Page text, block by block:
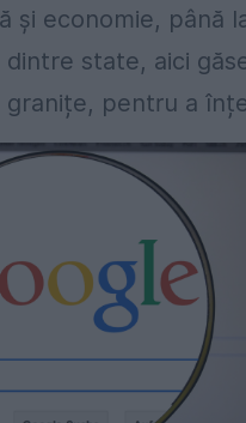
și economie, până
state, aici
granițe, pentru a